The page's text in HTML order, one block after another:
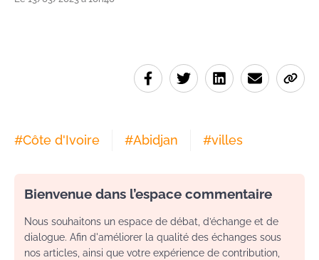
#Côte d'Ivoire #Abidjan #villes
Bienvenue dans l’espace commentaire
Nous souhaitons un espace de débat, d’échange et de
dialogue. Afin d'améliorer la qualité des échanges sous
nos articles, ainsi que votre expérience de contribution,